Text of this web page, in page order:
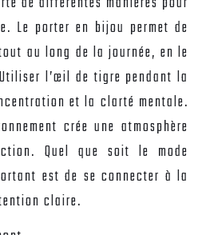
Le porter en bijou permet de
au long de la journée, en le
l’œil de tigre pendant la
et la clarté mentale.
crée une atmosphère
Quel que soit le mode
est de se connecter à la
claire.